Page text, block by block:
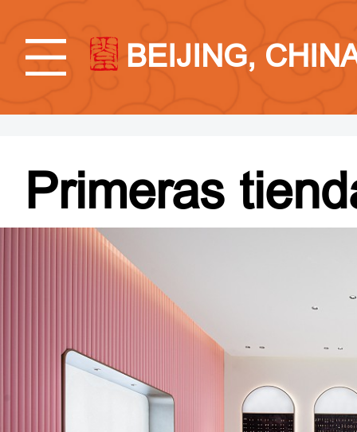
BEIJING,
Primeras